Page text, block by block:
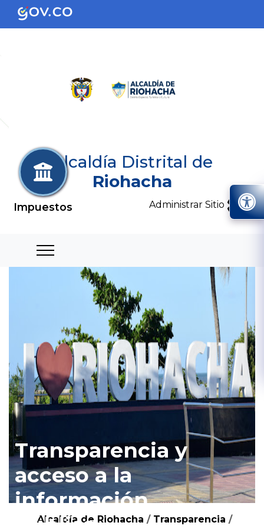
Alcaldía Distrital de
Riohacha
Administrar Sitio
Transparencia y
acceso a la
información
Alcaldía de Riohacha / Transparencia /
Impuestos